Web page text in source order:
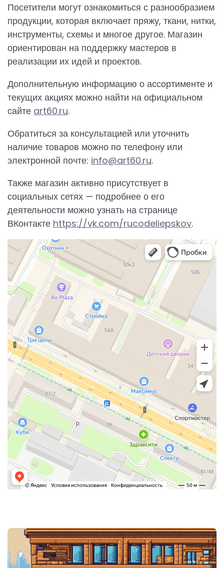
Посетители могут ознакомиться с разнообразием
продукции, которая включает пряжу, ткани, нитки,
инструменты, схемы и многое другое. Магазин
ориентирован на поддержку мастеров в
реализации их идей и проектов.
Дополнительную информацию о ассортименте и
текущих акциях можно найти на официальном
сайте art60.ru.
Обратиться за консультацией или уточнить
наличие товаров можно по телефону или
электронной почте: info@art60.ru.
Также магазин активно присутствует в
социальных сетях — подробнее о его
деятельности можно узнать на странице
ВКонтакте https://vk.com/rucodeliepskov.
Post
navigation